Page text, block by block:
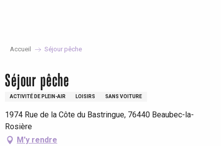
Accueil Séjour pêche
Séjour pêche
ACTIVITÉ DE PLEIN-AIR LOISIRS SANS VOITURE
1974 Rue de la Côte du Bastringue, 76440 Beaubec-la-
Rosière
M'y rendre